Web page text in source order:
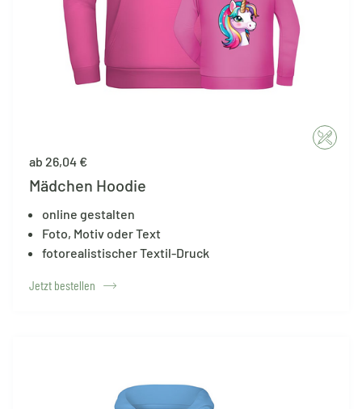
ab 26,04 €
Mädchen Hoodie
online gestalten
Foto, Motiv oder Text
fotorealistischer Textil-Druck
Jetzt bestellen